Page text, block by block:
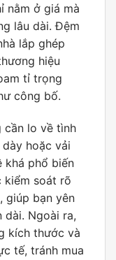
nằm ở giá mà
lâu dài. Đệm
lắp ghép
hiệu
tỉ trọng
công bố.
cần lo về tình
hoặc vải
khá phổ biến
kiểm soát rõ
giúp bạn yên
Ngoài ra,
kích thước và
tế, tránh mua